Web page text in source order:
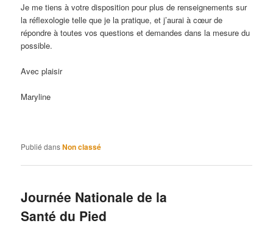
Je me tiens à votre disposition pour plus de renseignements sur
la réflexologie telle que je la pratique, et j’aurai à cœur de
répondre à toutes vos questions et demandes dans la mesure du
possible.
Avec plaisir
Maryline
Publié dansNon classé
Journée Nationale de la
Santé du Pied